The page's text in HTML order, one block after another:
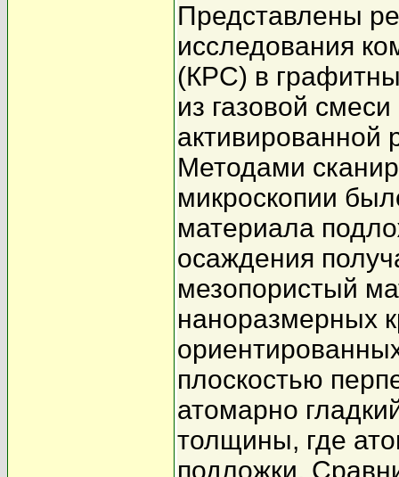
Представлены
исследования
(КРС) в
из газовой
активированной
Методами
микроскопии
материала
осаждения
мезопористый
наноразмерных
плоскостью
атомарно
толщины, где
подложки.